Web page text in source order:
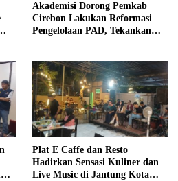
Akademisi Dorong Pemkab
Cirebon Lakukan Reformasi
Pengelolaan PAD, Tekankan
Plat E Caffe dan Resto
Hadirkan Sensasi Kuliner dan
Live Music di Jantung Kota